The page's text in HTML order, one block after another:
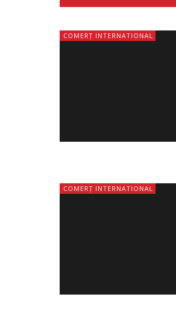
COMERȚ INTERNATIONAL
COMERȚ INTERNATIONAL